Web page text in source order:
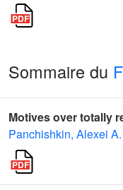
Sommaire du
Motives over totally
Panchishkin, Alexei A.